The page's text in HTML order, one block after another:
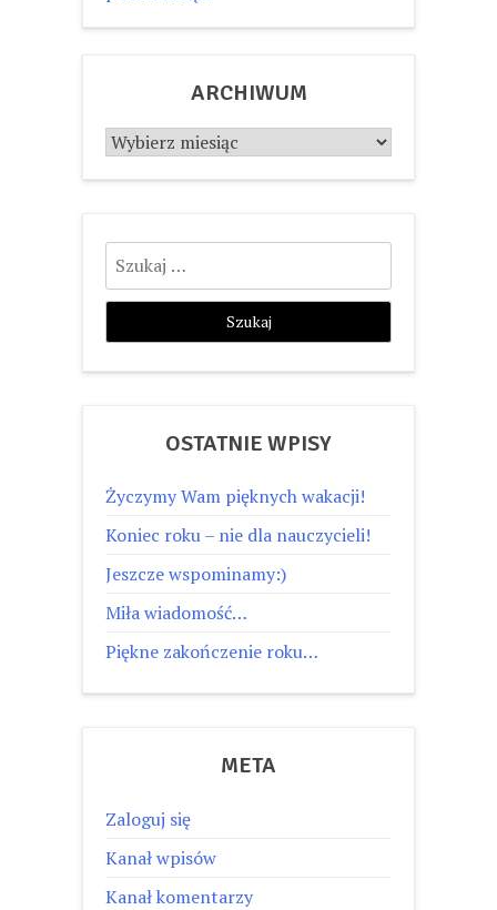
ARCHIWUM
Archiwum
Szukaj:
OSTATNIE WPISY
Życzymy Wam pięknych wakacji!
Koniec roku – nie dla nauczycieli!
Jeszcze wspominamy:)
Miła wiadomość…
Piękne zakończenie roku…
META
Zaloguj się
Kanał wpisów
Kanał komentarzy